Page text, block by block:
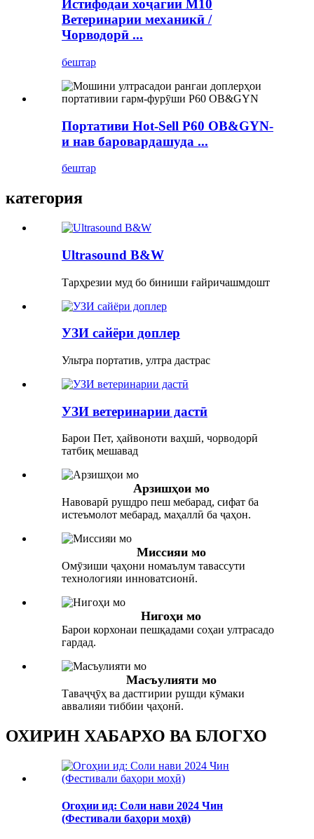
Истифодаи хоҷагии M10
Ветеринарии механикӣ /
Чорводорӣ ...
бештар
Портативи Hot-Sell P60 OB&GYN-
и нав баровардашуда ...
бештар
категория
Ultrasound B&W
Тарҳрезии муд бо биниши ғайричашмдошт
УЗИ сайёри доплер
Ультра портатив, ултра дастрас
УЗИ ветеринарии дастӣ
Барои Пет, ҳайвоноти ваҳшӣ, чорводорӣ
татбиқ мешавад
Арзишҳои мо
Навоварӣ рушдро пеш мебарад, сифат ба
истеъмолот мебарад, маҳаллӣ ба ҷаҳон.
Миссияи мо
Омӯзиши ҷаҳони номаълум тавассути
технологияи инноватсионӣ.
Нигоҳи мо
Барои корхонаи пешқадами соҳаи ултрасадо
гардад.
Масъулияти мо
Таваҷҷӯҳ ва дастгирии рушди кӯмаки
аввалияи тиббии ҷаҳонӣ.
ОХИРИН ХАБАРХО ВА БЛОГХО
Огоҳии ид: Соли нави 2024 Чин
(Фестивали баҳори моҳӣ)